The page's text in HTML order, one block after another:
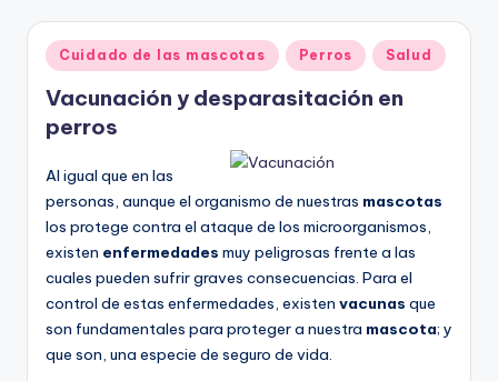
Publicado
en
Cuidado de las mascotas Perros Salud
Vacunación y desparasitación en
perros
Al igual que en las
personas, aunque el organismo de nuestras mascotas
los protege contra el ataque de los microorganismos,
existen enfermedades muy peligrosas frente a las
cuales pueden sufrir graves consecuencias. Para el
control de estas enfermedades, existen vacunas que
son fundamentales para proteger a nuestra mascota; y
que son, una especie de seguro de vida.